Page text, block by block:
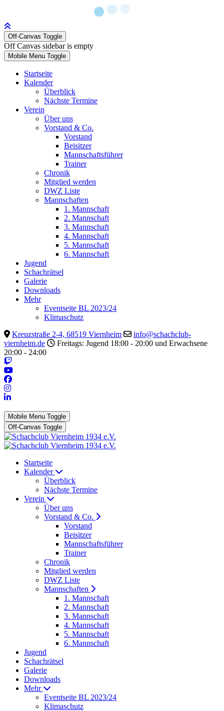
Off-Canvas Toggle
Off Canvas sidebar is empty
Mobile Menu Toggle
Startseite
Kalender
Überblick
Nächste Termine
Verein
Über uns
Vorstand & Co.
Vorstand
Beisitzer
Mannschaftsführer
Trainer
Chronik
Mitglied werden
DWZ Liste
Mannschaften
1. Mannschaft
2. Mannschaft
3. Mannschaft
4. Mannschaft
5. Mannschaft
6. Mannschaft
Jugend
Schachrätsel
Galerie
Downloads
Mehr
Eventseite BL 2023/24
Klimaschutz
Kreuzstraße 2-4, 68519 Viernheim
info@schachclub-
viernheim.de
Freitags: Jugend 18:00 - 20:00 und Erwachsene
20:00 - 24:00
Mobile Menu Toggle
Off-Canvas Toggle
Startseite
Kalender
Überblick
Nächste Termine
Verein
Über uns
Vorstand & Co.
Vorstand
Beisitzer
Mannschaftsführer
Trainer
Chronik
Mitglied werden
DWZ Liste
Mannschaften
1. Mannschaft
2. Mannschaft
3. Mannschaft
4. Mannschaft
5. Mannschaft
6. Mannschaft
Jugend
Schachrätsel
Galerie
Downloads
Mehr
Eventseite BL 2023/24
Klimaschutz